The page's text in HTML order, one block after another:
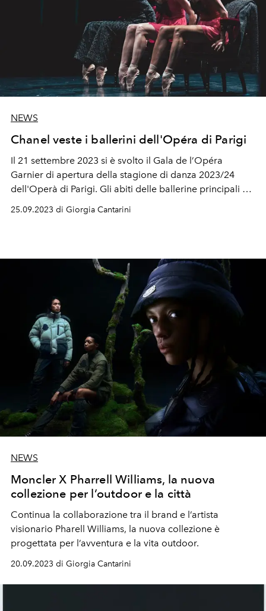
NEWS
Chanel veste i ballerini dell'Opéra di Parigi
Il 21 settembre 2023 si è svolto il Gala de l’Opéra
Garnier di apertura della stagione di danza 2023/24
dell'Operà di Parigi. Gli abiti delle ballerine principali e
del corpo di ballo sono stati disegnati dalla Maison
25.09.2023 di Giorgia Cantarini
NEWS
Moncler X Pharrell Williams, la nuova
collezione per l’outdoor e la città
Continua la collaborazione tra il brand e l’artista
visionario Pharell Williams, la nuova collezione è
progettata per l’avventura e la vita outdoor.
20.09.2023 di Giorgia Cantarini